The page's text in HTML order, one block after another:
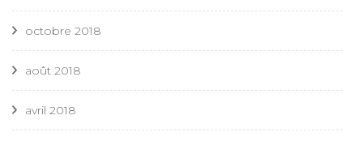
octobre 2018
août 2018
avril 2018